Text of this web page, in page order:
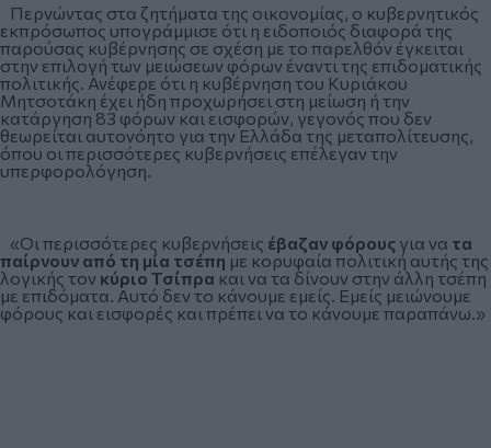
Περνώντας στα ζητήματα της οικονομίας, ο κυβερνητικός
εκπρόσωπος υπογράμμισε ότι η ειδοποιός διαφορά της
παρούσας κυβέρνησης σε σχέση με το παρελθόν έγκειται
στην επιλογή των μειώσεων φόρων έναντι της επιδοματικής
πολιτικής. Ανέφερε ότι η κυβέρνηση του Κυριάκου
Μητσοτάκη έχει ήδη προχωρήσει στη μείωση ή την
κατάργηση 83 φόρων και εισφορών, γεγονός που δεν
θεωρείται αυτονόητο για την Ελλάδα της μεταπολίτευσης,
όπου οι περισσότερες κυβερνήσεις επέλεγαν την
υπερφορολόγηση.
«Οι περισσότερες κυβερνήσεις έβαζαν φόρους για να τα
παίρνουν από τη μία τσέπημε κορυφαία πολιτική αυτής της
λογικής τον κύριο Τσίπρα και να τα δίνουν στην άλλη τσέπη
με επιδόματα. Αυτό δεν το κάνουμε εμείς. Εμείς μειώνουμε
φόρους και εισφορές και πρέπει να το κάνουμε παραπάνω.»